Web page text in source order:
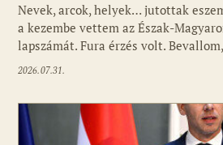
Nevek, arcok, helyek… jutottak
a kezembe vettem az Észak-
lapszámát. Fura érzés volt.
2026.07.31.